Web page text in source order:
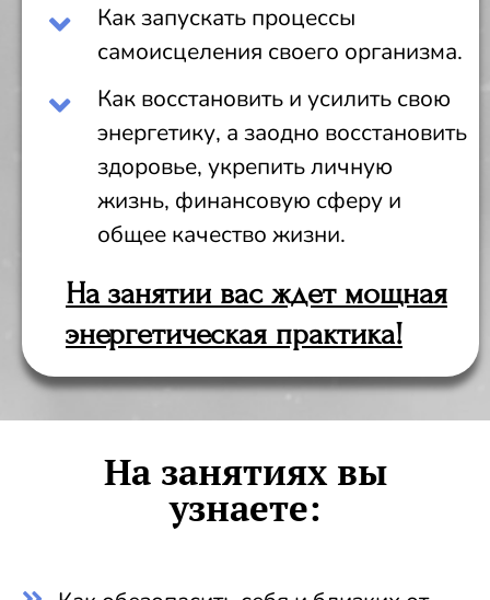
Как запускать процессы
самоисцеления своего организма.
Как восстановить и усилить свою
энергетику, а заодно восстановить
здоровье, укрепить личную
жизнь, финансовую сферу и
общее качество жизни.
На занятии вас ждет мощная
энергетическая практика!
На занятиях вы
узнаете: